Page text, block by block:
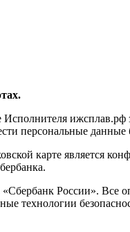
персональные данные
карте является
России».
технологии